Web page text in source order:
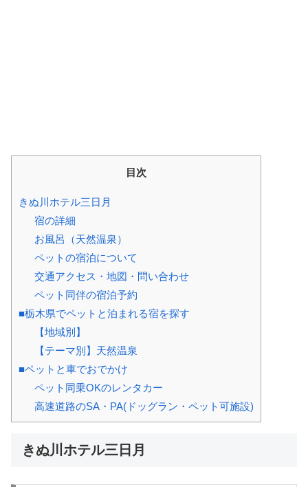
目次
きぬ川ホテル三日月
宿の詳細
お風呂（天然温泉）
ペットの宿泊について
交通アクセス・地図・問い合わせ
ペット同伴の宿泊予約
■栃木県でペットと泊まれる宿を探す
【地域別】
【テーマ別】天然温泉
■ペットと車でおでかけ
ペット同乗OKのレンタカー
高速道路のSA・PA(ドッグラン・ペット可施設)
きぬ川ホテル三日月